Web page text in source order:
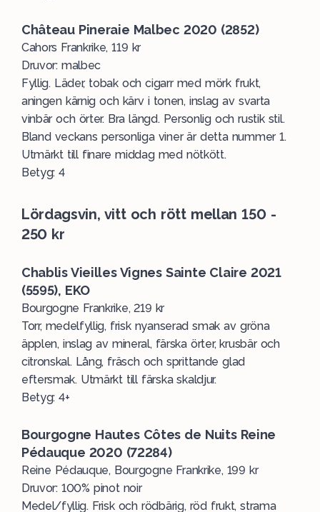
Château Pineraie Malbec 2020 (2852)
Cahors Frankrike, 119 kr
Druvor: malbec
Fyllig. Läder, tobak och cigarr med mörk frukt,
aningen kärnig och kärv i tonen, inslag av svarta
vinbär och örter. Bra längd. Personlig och rustik stil.
Bland veckans personliga viner är detta nummer 1.
Utmärkt till finare middag med nötkött.
Betyg: 4
Lördagsvin, vitt och rött mellan 150 -
250 kr
Chablis Vieilles Vignes Sainte Claire 2021
(5595), EKO
Bourgogne Frankrike, 219 kr
Torr, medelfyllig, frisk nyanserad smak av gröna
äpplen, inslag av mineral, färska örter, krusbär och
citronskal. Lång, fräsch och sprittande glad
eftersmak. Utmärkt till färska skaldjur.
Betyg: 4+
Bourgogne Hautes Côtes de Nuits Reine
Pédauque 2020 (72284)
Reine Pédauque, Bourgogne Frankrike, 199 kr
Druvor: 100% pinot noir
Medel/fyllig. Frisk och rödbärig, röd frukt, strama